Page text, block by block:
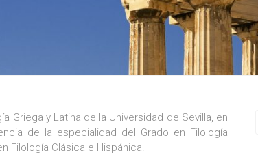
Griega y Latina de la Universidad de Sevilla, en
de la especialidad del Grado en Filología
Filología Clásica e Hispánica.